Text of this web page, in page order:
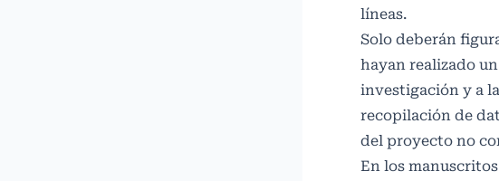
líneas.
Solo deberán
hayan realizado
investigación y a
recopilación de
del proyecto no
En los